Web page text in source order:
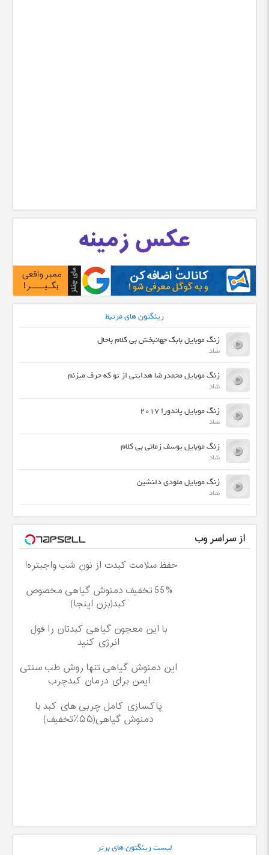
رینگتون های مرتبط
زنگ موبایل بابک جهانبخش بی کلام باحال
شاد
زنگ موبایل محمدرضا هدایتی از تو که حرف میزنم
شاد
زنگ موبایل پاندورا 2017
شاد
زنگ موبایل یوسف زمانی بی کلام
شاد
زنگ موبایل ملودی دلنشین
شاد
از سراسر وب
حفظ سلامت کبدت از نون شب واجبتره!
55% تخفیف دمنوش گیاهی مخصوص
کبد(بزن اینجا)
با این معجون گیاهی کبدتان را فول
انرژی کنید
این دمنوش گیاهی تنها روش طب سنتی
ایمن برای درمان کبدچرب
پاکسازی کامل چربی های کبد با
دمنوش گیاهی(۵۵٪تخفیف)
لیست رینگتون های برتر